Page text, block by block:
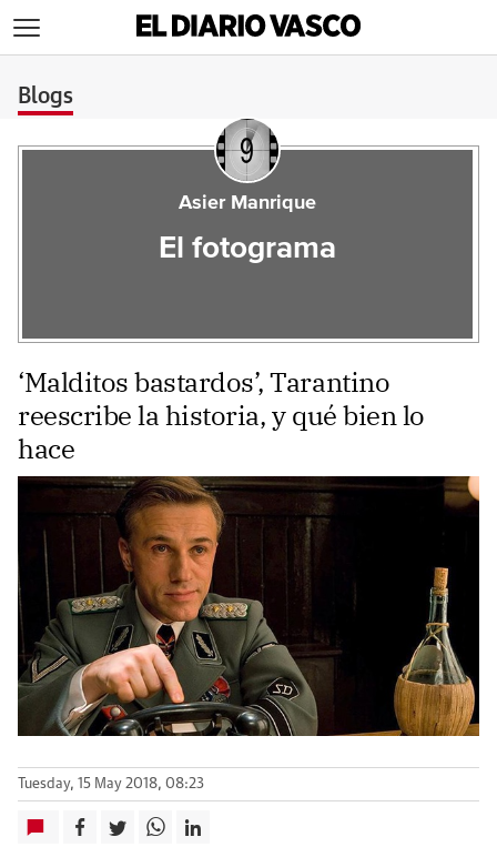
Blogs
Asier Manrique
El fotograma
‘Malditos bastardos’, Tarantino
reescribe la historia, y qué bien lo
hace
Tuesday, 15 May 2018, 08:23